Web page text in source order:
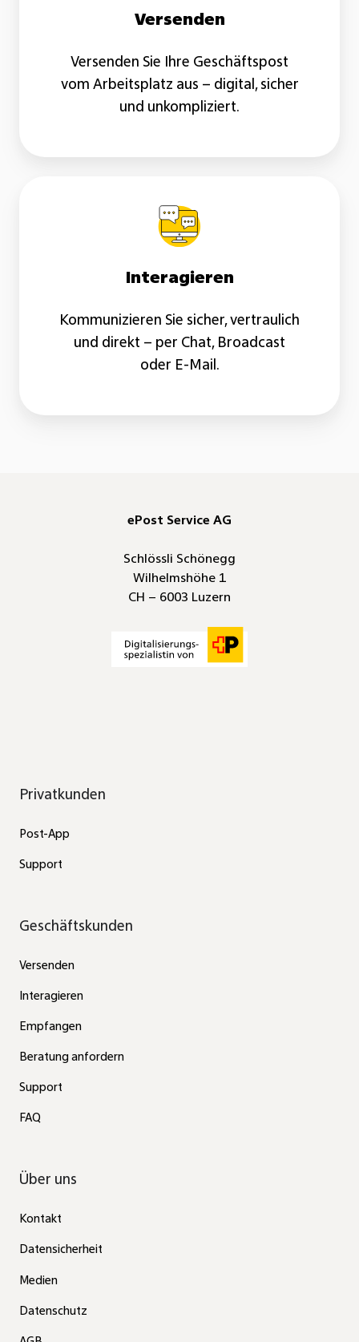
Versenden
Versenden Sie Ihre Geschäftspost
vom Arbeitsplatz aus – digital, sicher
und unkompliziert.
Interagieren
Kommunizieren Sie sicher, vertraulich
und direkt – per Chat, Broadcast
oder E-Mail.
ePost Service AG
Schlössli Schönegg
Wilhelmshöhe 1
CH – 6003 Luzern
Privatkunden
Post-App
Support
Geschäftskunden
Versenden
Interagieren
Empfangen
Beratung anfordern
Support
FAQ
Über uns
Kontakt
Datensicherheit
Medien
Datenschutz